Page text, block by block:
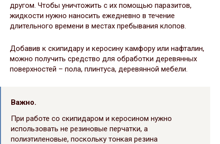
другом. Чтобы уничтожить с их помощью паразитов,
жидкости нужно наносить ежедневно в течение
длительного времени в местах пребывания клопов.
Добавив к скипидару и керосину камфору или нафталин,
можно получить средство для обработки деревянных
поверхностей – пола, плинтуса, деревянной мебели.
Важно.
При работе со скипидаром и керосином нужно
использовать не резиновые перчатки, а
полиэтиленовые, поскольку тонкая резина